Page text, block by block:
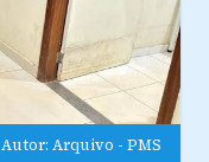
Autor: Arquivo - PMS